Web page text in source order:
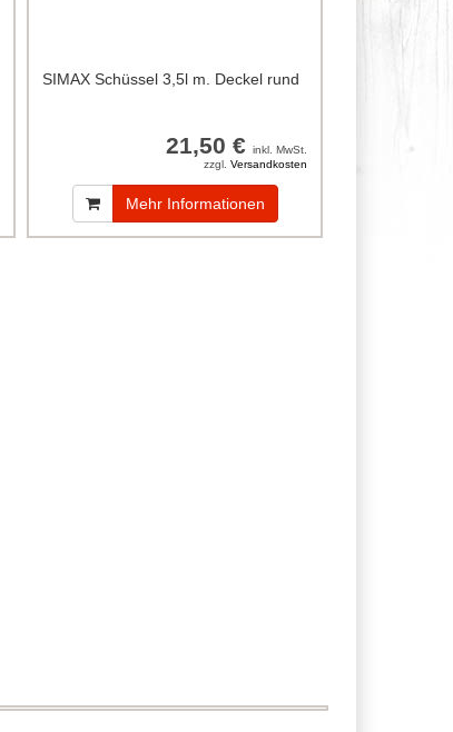
SIMAX Schüssel 3,5l m. Deckel rund
21,50 € inkl. MwSt.
zzgl. Versandkosten
Mehr Informationen